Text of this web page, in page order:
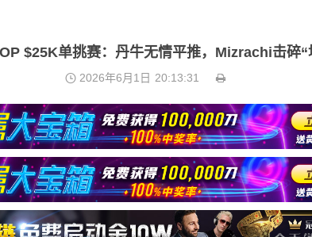
$25K单挑赛：丹牛无情平推，Mizrachi击碎“
2026年6月1日 20:13:31